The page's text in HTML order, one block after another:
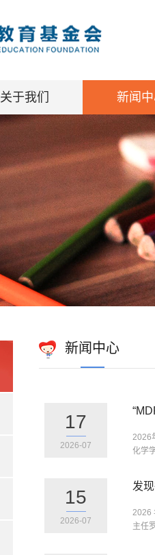
关于我们 新闻
新闻中心
17
2026-07
2026
化学
15
2026-07
发
2026
主任